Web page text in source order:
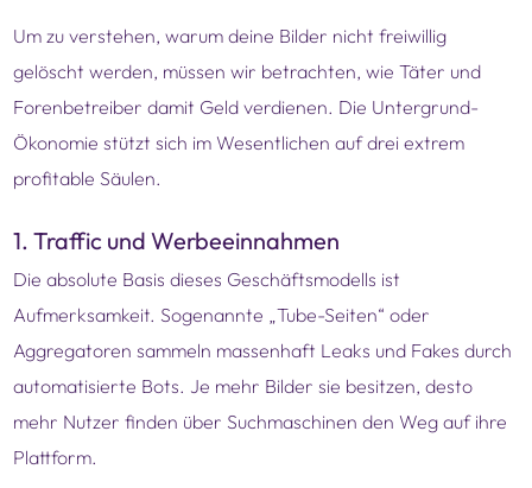
Um zu verstehen, warum deine Bilder nicht freiwillig
gelöscht werden, müssen wir betrachten, wie Täter und
Forenbetreiber damit Geld verdienen. Die Untergrund-
Ökonomie stützt sich im Wesentlichen auf drei extrem
profitable Säulen.
1. Traffic und Werbeeinnahmen
Die absolute Basis dieses Geschäftsmodells ist
Aufmerksamkeit. Sogenannte „Tube-Seiten“ oder
Aggregatoren sammeln massenhaft Leaks und Fakes durch
automatisierte Bots. Je mehr Bilder sie besitzen, desto
mehr Nutzer finden über Suchmaschinen den Weg auf ihre
Plattform.